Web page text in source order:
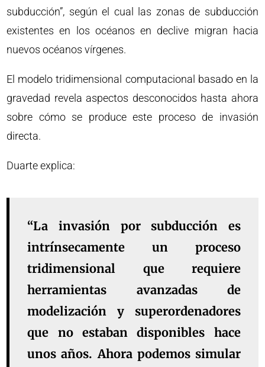
subducción”, según el cual las zonas de subducción
existentes en los océanos en declive migran hacia
nuevos océanos vírgenes.
El modelo tridimensional computacional basado en la
gravedad revela aspectos desconocidos hasta ahora
sobre cómo se produce este proceso de invasión
directa.
Duarte explica:
“La invasión por subducción es
intrínsecamente un proceso
tridimensional que requiere
herramientas avanzadas de
modelización y superordenadores
que no estaban disponibles hace
unos años. Ahora podemos simular